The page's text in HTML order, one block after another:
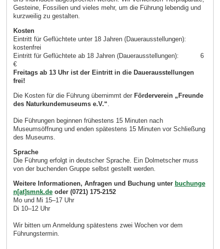
Gesteine, Fossilien und vieles mehr, um die Führung lebendig und
kurzweilig zu gestalten.
Kosten
Eintritt für Geflüchtete unter 18 Jahren (Dauerausstellungen):
kostenfrei
Eintritt für Geflüchtete ab 18 Jahren (Dauerausstellungen): 6
€
Freitags ab 13 Uhr ist der Eintritt in die Dauerausstellungen
frei!
Die Kosten für die Führung übernimmt der Förderverein „Freunde
des Naturkundemuseums e.V.“.
Die Führungen beginnen frühestens 15 Minuten nach
Museumsöffnung und enden spätestens 15 Minuten vor Schließung
des Museums.
Sprache
Die Führung erfolgt in deutscher Sprache. Ein Dolmetscher muss
von der buchenden Gruppe selbst gestellt werden.
Weitere Informationen, Anfragen und Buchung unter buchunge
n[at]smnk.deoder (0721) 175-2152
Mo und Mi 15–17 Uhr
Di 10–12 Uhr
Wir bitten um Anmeldung spätestens zwei Wochen vor dem
Führungstermin.